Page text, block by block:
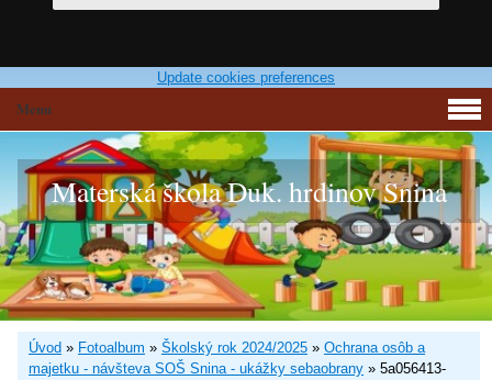
Update cookies preferences
Materská škola Duk. hrdinov Snina
Úvod » Fotoalbum » Školský rok 2024/2025 » Ochrana osôb a
majetku - návšteva SOŠ Snina - ukážky sebaobrany » 5a056413-
Menu